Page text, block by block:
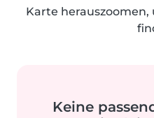
Karte herauszoomen,
Keine